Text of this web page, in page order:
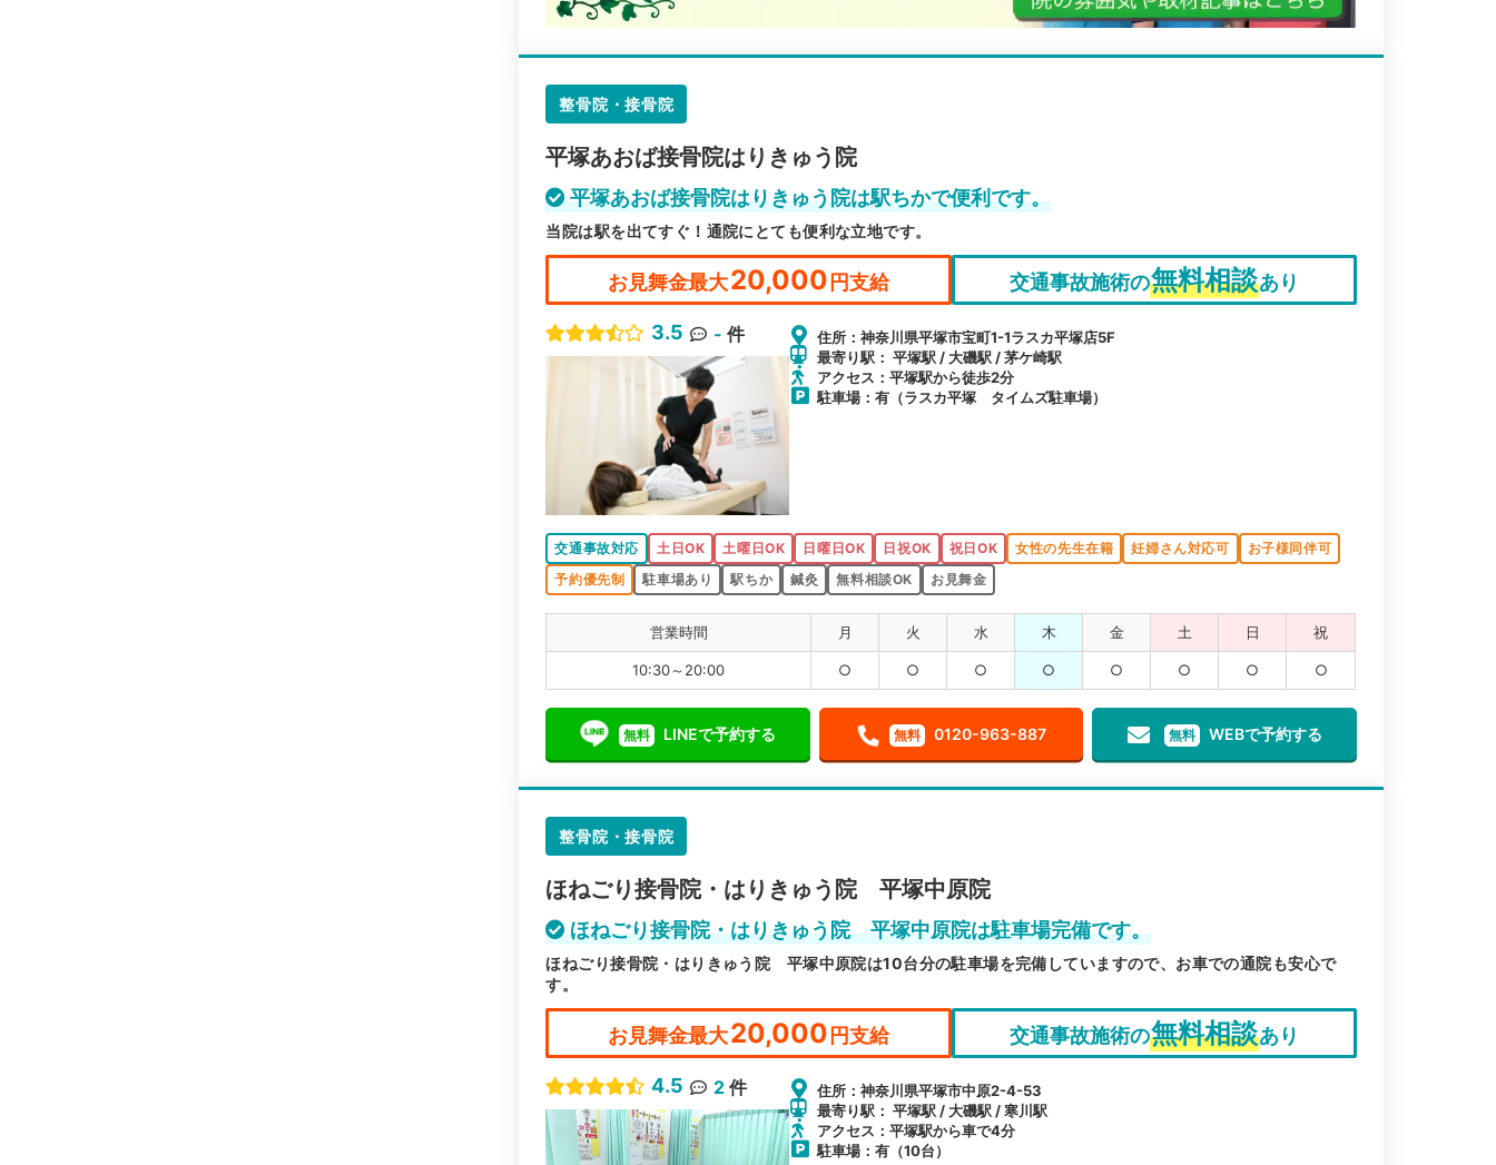
整骨院・接骨院
平塚あおば接骨院はりきゅう院
平塚あおば接骨院はりきゅう院は駅ちかで便利です。
当院は駅を出てすぐ！通院にとても便利な立地です。
お見舞金最大20,000円支給 交通事故施術の無料相談あり
3.5 - 件
住所：神奈川県平塚市宝町1-1ラスカ平塚店5F
最寄り駅： 平塚駅 / 大磯駅 / 茅ケ崎駅
アクセス：平塚駅から徒歩2分
駐車場：有（ラスカ平塚 タイムズ駐車場）
交通事故対応 土日OK 土曜日OK 日曜日OK 日祝OK 祝日OK 女性の先生在籍 妊婦さん対応可
お子様同伴可
予約優先制
駐車場あり 駅ちか 鍼灸 無料相談OK お見舞金
営業時間 月 火 水 木 金 土 日 祝
10:30～20:00 ○ ○ ○ ○ ○ ○ ○ ○
無料 LINEで予約する 無料 0120-963-887 無料 WEBで予約する
整骨院・接骨院
ほねごり接骨院・はりきゅう院 平塚中原院
ほねごり接骨院・はりきゅう院 平塚中原院は駐車場完備です。
ほねごり接骨院・はりきゅう院 平塚中原院は10台分の駐車場を完備していますので、お車での通院も安心で
す。
お見舞金最大20,000円支給 交通事故施術の無料相談あり
4.5 2 件
住所：神奈川県平塚市中原2-4-53
最寄り駅： 平塚駅 / 大磯駅 / 寒川駅
アクセス：平塚駅から車で4分
駐車場：有（10台）